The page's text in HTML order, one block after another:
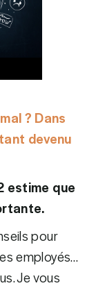
? Dans
devenu
estime que
pour
employés…
Je vous